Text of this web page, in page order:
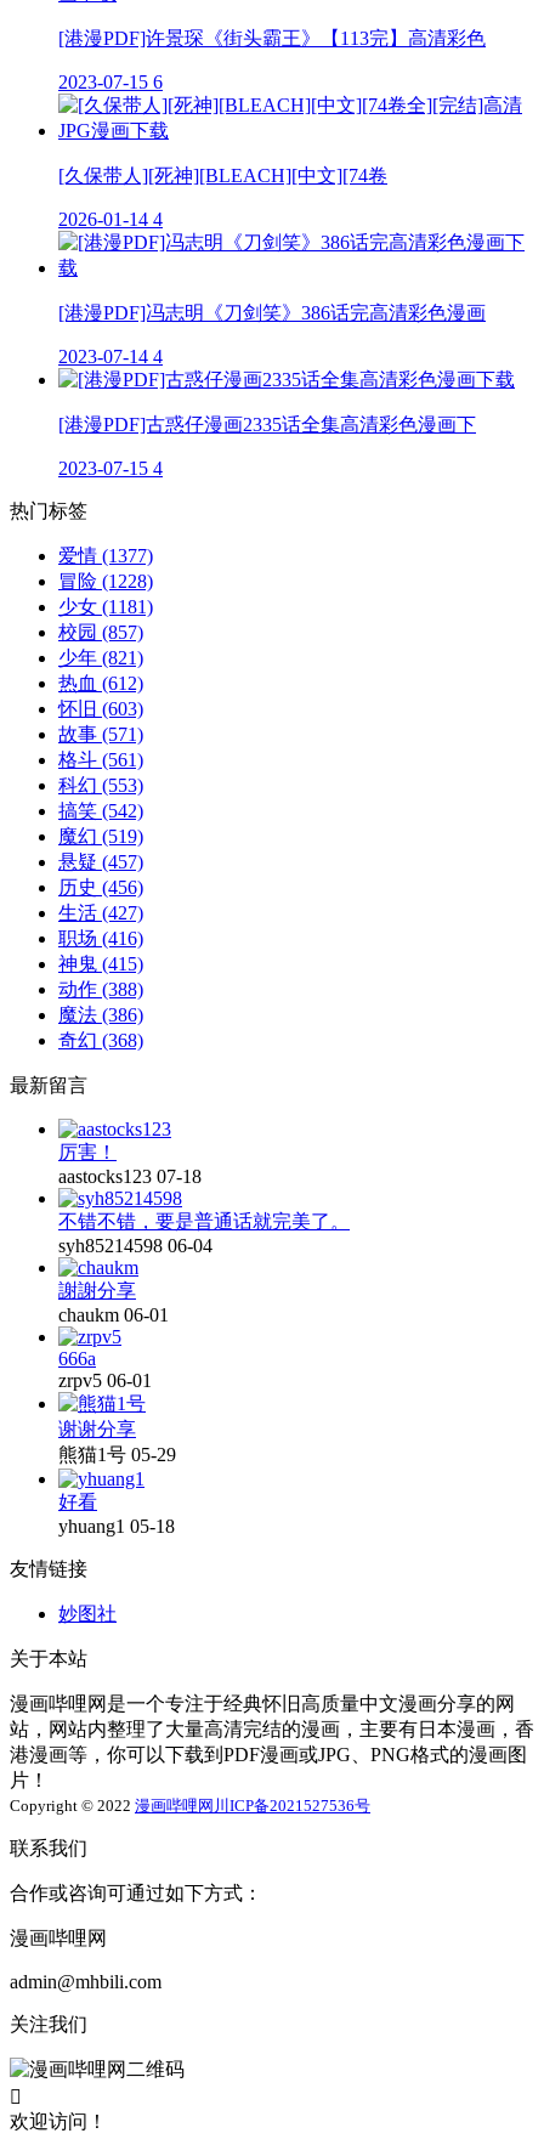
[港漫PDF]许景琛《街头霸王》【113完】高清彩色
2023-07-15 6
[久保带人][死神][BLEACH][中文][74卷
2026-01-14 4
[港漫PDF]冯志明《刀剑笑》386话完高清彩色漫画
2023-07-14 4
[港漫PDF]古惑仔漫画2335话全集高清彩色漫画下
2023-07-15 4
热门标签
爱情 (1377)
冒险 (1228)
少女 (1181)
校园 (857)
少年 (821)
热血 (612)
怀旧 (603)
故事 (571)
格斗 (561)
科幻 (553)
搞笑 (542)
魔幻 (519)
悬疑 (457)
历史 (456)
生活 (427)
职场 (416)
神鬼 (415)
动作 (388)
魔法 (386)
奇幻 (368)
最新留言
厉害！
aastocks123 07-18
不错不错，要是普通话就完美了。
syh85214598 06-04
謝謝分享
chaukm 06-01
666a
zrpv5 06-01
谢谢分享
熊猫1号 05-29
好看
yhuang1 05-18
友情链接
妙图社
关于本站
漫画哔哩网是一个专注于经典怀旧高质量中文漫画分享的网
站，网站内整理了大量高清完结的漫画，主要有日本漫画，香
港漫画等，你可以下载到PDF漫画或JPG、PNG格式的漫画图
片！
Copyright © 2022 漫画哔哩网 川ICP备2021527536号
联系我们
合作或咨询可通过如下方式：
漫画哔哩网
admin@mhbili.com
关注我们

欢迎访问！